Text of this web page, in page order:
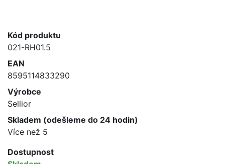
Kód produktu
021-RH01.5
EAN
8595114833290
Výrobce
Sellior
Skladem (odešleme do 24 hodin)
Více než 5
Dostupnost